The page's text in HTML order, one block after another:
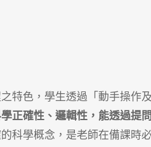
特色，學生透過「動手操作
正確性、邏輯性，能透過提
科學概念，是老師在備課時